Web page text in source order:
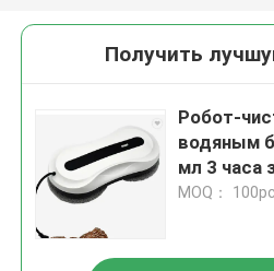
Получить
Робот-
водяным
мл 3 часа
MOQ：